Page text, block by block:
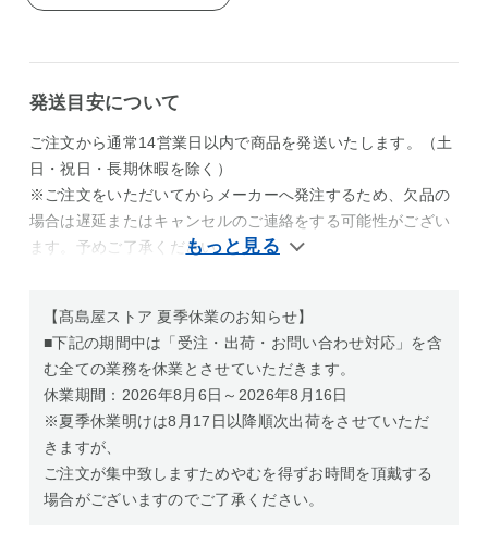
発送目安について
ご注文から通常14営業日以内で商品を発送いたします。（土
日・祝日・長期休暇を除く）
※ご注文をいただいてからメーカーへ発注するため、欠品の
場合は遅延またはキャンセルのご連絡をする可能性がござい
ます。予めご了承ください。
【髙島屋ストア 夏季休業のお知らせ】
■下記の期間中は「受注・出荷・お問い合わせ対応」を含
む全ての業務を休業とさせていただきます。
休業期間：2026年8月6日～2026年8月16日
※夏季休業明けは8月17日以降順次出荷をさせていただ
きますが、
ご注文が集中致しますためやむを得ずお時間を頂戴する
場合がございますのでご了承ください。